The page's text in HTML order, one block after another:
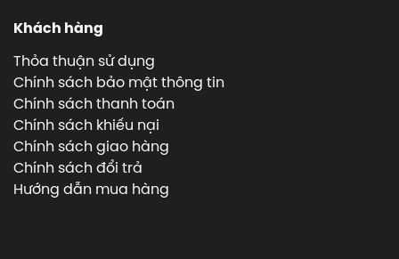
Khách hàng
Thỏa thuận sử dụng
Chính sách bảo mật thông tin
Chính sách thanh toán
Chính sách khiếu nại
Chính sách giao hàng
Chính sách đổi trả
Hướng dẫn mua hàng